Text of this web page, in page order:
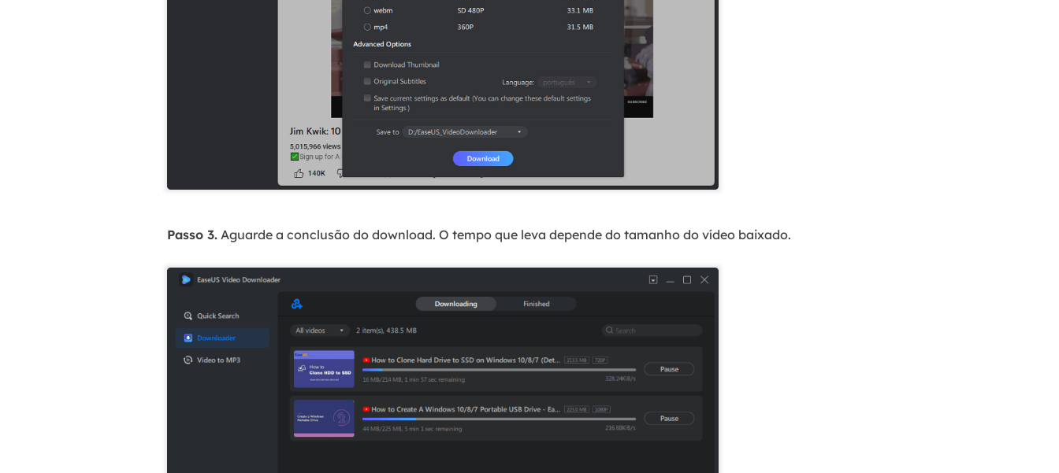
Passo 3. Aguarde a conclusão do download. O tempo que leva depende do tamanho do vídeo baixado.